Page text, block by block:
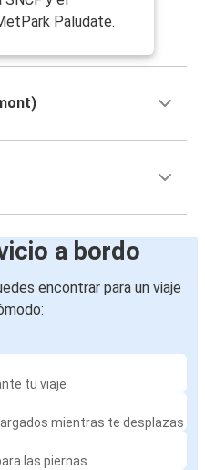
Paludate.
a bordo
encontrar para un viaje
tu viaje
mientras te desplazas
las piernas